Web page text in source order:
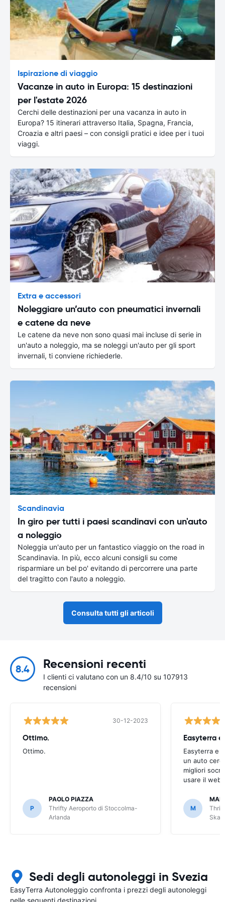
Ispirazione di viaggio
Vacanze in auto in Europa: 15 destinazioni
per l'estate 2026
Cerchi delle destinazioni per una vacanza in auto in
Europa? 15 itinerari attraverso Italia, Spagna, Francia,
Croazia e altri paesi – con consigli pratici e idee per i tuoi
viaggi.
Extra e accessori
Noleggiare un’auto con pneumatici invernali
e catene da neve
Le catene da neve non sono quasi mai incluse di serie in
un'auto a noleggio, ma se noleggi un'auto per gli sport
invernali, ti conviene richiederle.
Scandinavia
In giro per tutti i paesi scandinavi con un'auto
a noleggio
Noleggia un'auto per un fantastico viaggio on the road in
Scandinavia. In più, ecco alcuni consigli su come
risparmiare un bel po' evitando di percorrere una parte
del tragitto con l'auto a noleggio.
Consulta tutti gli articoli
8.4 Recensioni recenti
I clienti ci valutano con un 8.4/10 su 107913
recensioni
30-12-2023
Ottimo.
Ottimo.
P
PAOLO PIAZZA
Thrifty Aeroporto di Stoccolma-
Arlanda
Easyterra
Easyterra e
un auto
migliori
usare il web
M
Sedi degli autonoleggi in Svezia
EasyTerra Autonoleggio confronta i prezzi degli autonoleggi
nelle seguenti destinazioni